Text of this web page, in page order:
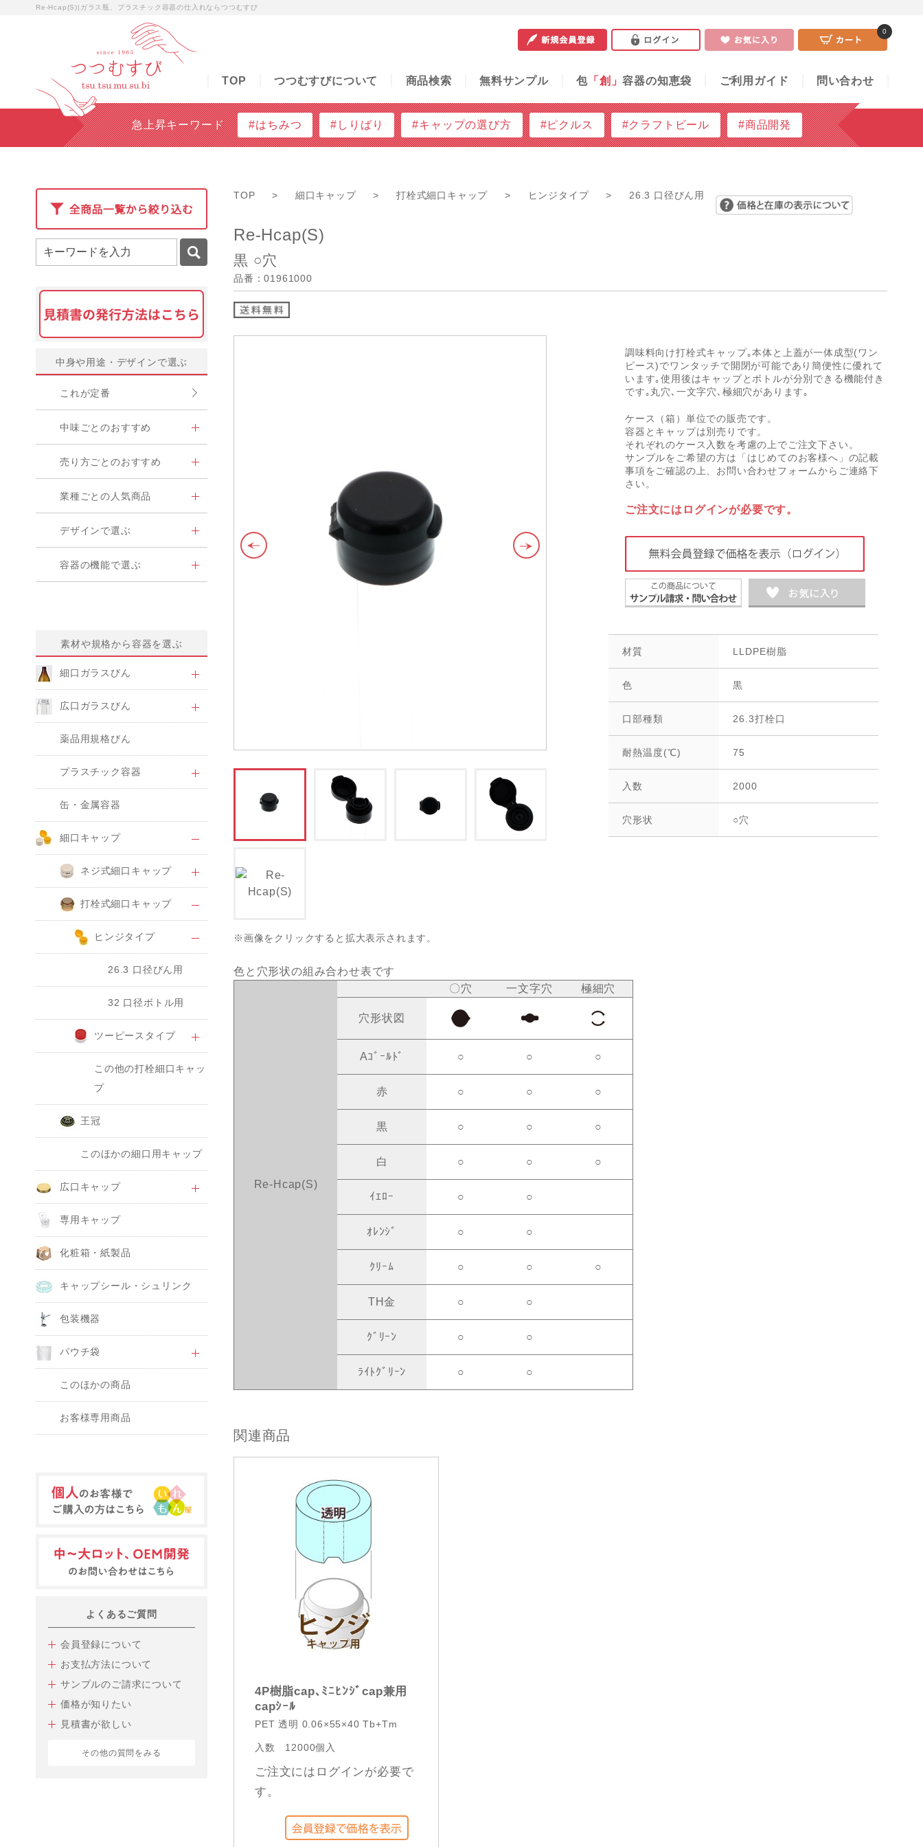
Re-Hcap(S)|ガラス瓶、プラスチック容器の仕入れならつつむすび
TOP つつむすびについて 商品検索 無料サンプル 包 「創」容器の知恵袋 ご利用ガイド 問い合わせ
0
急上昇キーワード #はちみつ #しりばり #キャップの選び方 #ピクルス #クラフトビール #商品開発
つつむすびについて ご利用ガイド 問い合わせ
TOP > 細口キャップ > 打栓式細口キャップ > ヒンジタイプ > 26.3 口径びん用
Re-Hcap(S)
黒 ○穴
品番：01961000
※画像をクリックすると拡大表示されます。
調味料向け打栓式キャップ｡本体と上蓋が一体成型(ワン
ピース)でワンタッチで開閉が可能であり簡便性に優れて
います｡使用後はキャップとボトルが分別できる機能付き
です｡丸穴､一文字穴､極細穴があります｡
ケース（箱）単位での販売です。
容器とキャップは別売りです。
それぞれのケース入数を考慮の上でご注文下さい。
サンプルをご希望の方は「はじめてのお客様へ」の記載
事項をご確認の上、お問い合わせフォームからご連絡下
さい。
ご注文にはログインが必要です。
材質 LLDPE樹脂
色 黒
口部種類 26.3打栓口
耐熱温度(℃) 75
入数 2000
穴形状 ○穴
色と穴形状の組み合わせ表です
Re-Hcap(S)
〇穴 一文字穴 極細穴
穴形状図
Aｺﾞｰﾙﾄﾞ ○ ○ ○
赤 ○ ○ ○
黒 ○ ○ ○
白 ○ ○ ○
ｲｴﾛｰ ○ ○
ｵﾚﾝｼﾞ ○ ○
ｸﾘｰﾑ ○ ○ ○
TH金 ○ ○
ｸﾞﾘｰﾝ ○ ○
ﾗｲﾄｸﾞﾘｰﾝ ○ ○
関連商品
4P樹脂cap､ﾐﾆﾋﾝｼﾞcap兼用
capｼｰﾙ
PET 透明 0.06×55×40 Tb+Tm
入数 12000個入
ご注文にはログインが必要で
す。
中身や用途・デザインで選ぶ
これが定番
中味ごとのおすすめ
売り方ごとのおすすめ
業種ごとの人気商品
デザインで選ぶ
容器の機能で選ぶ
素材や規格から容器を選ぶ
細口ガラスびん
広口ガラスびん
薬品用規格びん
プラスチック容器
缶・金属容器
細口キャップ
ネジ式細口キャップ
打栓式細口キャップ
ヒンジタイプ
26.3 口径びん用
32 口径ボトル用
ツーピースタイプ
この他の打栓細口キャッ
プ
王冠
このほかの細口用キャップ
広口キャップ
専用キャップ
化粧箱・紙製品
キャップシール・シュリンク
包装機器
パウチ袋
このほかの商品
お客様専用商品
よくあるご質問
会員登録について
お支払方法について
サンプルのご請求について
価格が知りたい
見積書が欲しい
その他の質問をみる